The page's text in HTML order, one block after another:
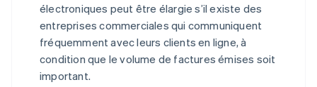
électroniques peut être élargie s’il existe des
entreprises commerciales qui communiquent
fréquemment avec leurs clients en ligne, à
condition que le volume de factures émises soit
important.